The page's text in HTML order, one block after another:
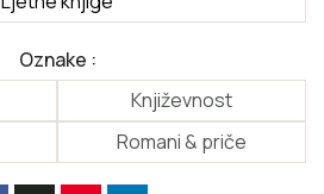
Oznake :
Književnost
Romani & priče